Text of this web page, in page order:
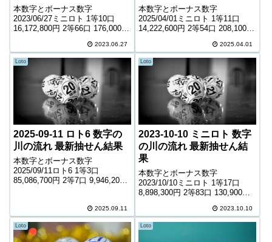
本数字とボーナス数字
2023/06/27ミニロト 1等10口
16,172,800円 2等66口 176,000円
口 1,100円 ＊抽せんの結果は最
終的に発売元の発表のものと照
合して下...
2023.06.27
本数字とボーナス数字
2025/04/01ミニロト 1等11口
14,222,600円 2等54口 208,100円
口 1,000円 ＊抽せんの結果は最
終的に発売元の発表のものと照
合して下...
2025.04.01
Loto
2025-09-11 ロト6 数字の
川の流れ 最新抽せん結果
本数字とボーナス数字
2025/09/11ロト6 1等3口
85,086,700円 2等7口 9,946,200
1,000円 キャリーオーバー 0円...
2025.09.11
Loto
2023-10-10 ミニロト 数字
の川の流れ 最新抽せん結
果
本数字とボーナス数字
2023/10/10ミニロト 1等17口
8,898,300円 2等83口 130,900円
口 900円 ＊抽せんの結果は最終
的に発売元の発表のものと照合
して下さい。...
2023.10.10
Loto Loto